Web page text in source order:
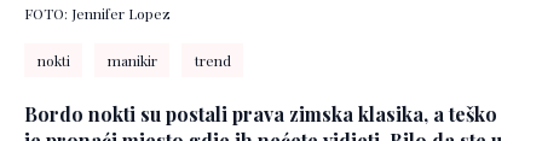
FOTO: Jennifer Lopez
nokti manikir trend
Bordo nokti su postali prava zimska klasika, a teško